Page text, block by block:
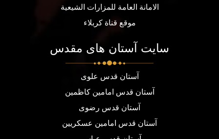
الامانة العامة للمزارات الشيعية
موقع قناة كربلاء
سایت آستان های مقدس
آستان قدس علوی
آستان قدس امامین کاظمین
آستان قدس رضوی
آستان قدس امامین عسکریین